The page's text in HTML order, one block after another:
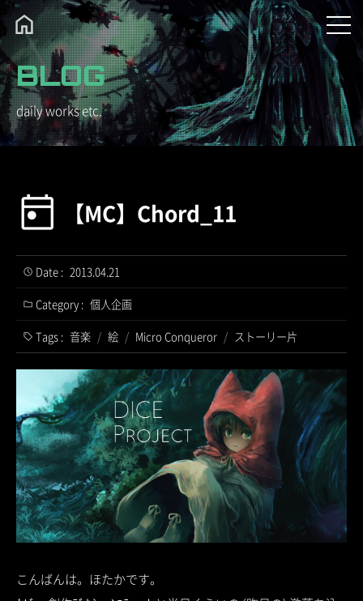
BLOG
daily works etc.
【MC】Chord_11
Date : 2013.04.21
Category : 個人企画
Tags : 音楽 / 絵 / Micro Conqueror / ストーリー片
こんばんは。ほたかです。